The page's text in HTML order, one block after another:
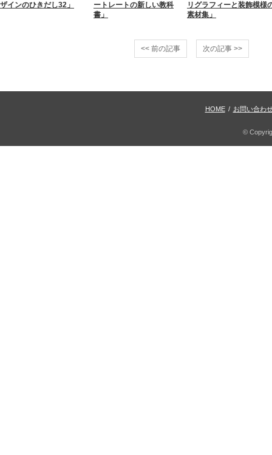
ザインのひきだし32」
ートレートの新しい教科
書」
リグラフィーと装飾模様
素材集」
<< 前の記事 次の記事 >>
HOME / お問い合わ
©